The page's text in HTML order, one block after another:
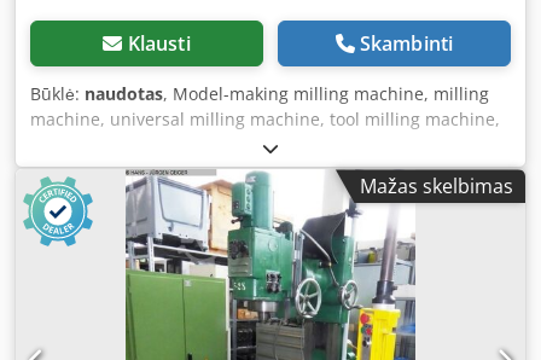
Klausti Skambinti
Būklė: naudotas, Model-making milling machine, milling
machine, universal milling machine, tool milling machine,
drill and milling machine -Milling head: tiltable/rotatable
Dedpfx Abjd Dt R Honsck -Feed: No power feed in X and Y
axes as no motors are installed (gear mechanisms are
present, see pictures) -Worktable: 280 x 1300 mm -
Traverse path (X/Y/Z): 450/300/325 mm -Spindle taper:
SK40 -Quill stroke -Quill feed: 0.04–0.16 mm/rev -Speeds:
60 to 3000 rpm -Dimensions: 1700/1530/H2200 mm -
Weight: 1362 kg
Mažas skelbimas